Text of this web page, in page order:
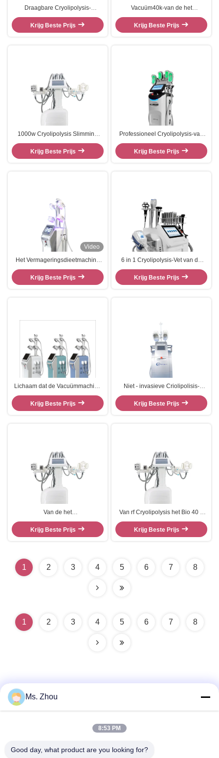
Draagbare Cryolipolysis-
Vermageringsdieetmachine,
Salon Vette het bevriezen
Liposuction Machine
Krijg Beste Prijs
Vacuüm40k-van de het
Vermageringsdieetmachine van
Cavitatiecryolipolysis Apparaat
Drie van Liposuctio Handvatten
Krijg Beste Prijs
1000w Cryolipolysis Slimming
Machine voor Lipolaser Body
Shape
Krijg Beste Prijs
Professioneel Cryolipolysis-van
het het Gewichtsverlies van de
Vermageringsdieetmachine de
Schoonheidsmateriaal
Krijg Beste Prijs
Video
Het Vermageringsdieetmachine
van Cryolipolysis van het
vormlichaam, de
Schoonheidsmateriaal van Lipo
Krijg Beste Prijs
6 in 1 Cryolipolysis-Vet van de
Vermageringsdieetmachine
verminder het Lichaam van de
360 Graad het Vette Vorst Vormen
Krijg Beste Prijs
Lichaam dat de Vacuümmachine
van Cryolipolysis, Machine van
het de Vorstvermageringsdieet
van 4 Handvattencryolipolysis de
Krijg Beste Prijs
Niet - invasieve Criolipolisis-
Vermageringsdieetmachine
cryotherapy vette het verwijderen
machine
Krijg Beste Prijs
Van de het
Vermageringsdieetmachine rf van
cavitatiecryolipolysis de BIO
Vacuümtheorie voor Salon
Krijg Beste Prijs
Van rf Cryolipolysis het Bio 40 K
de Cavitatie Vacuümrf Velum van
de het Vermageringsdieetmachine
Vormen
Krijg Beste Prijs
1 2 3 4 5 6 7 8
1 2 3 4 5 6 7 8
Adres
Ms. Zhou
8:53 PM
Good day, what product are you looking for?